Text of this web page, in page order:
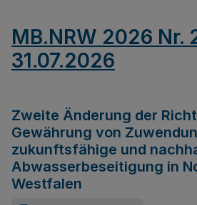
MB.NRW 2026 Nr.
31.07.2026
Zweite Änderung der
Gewährung von
zukunftsfähige und
Abwasserbeseitigung in
Westfalen